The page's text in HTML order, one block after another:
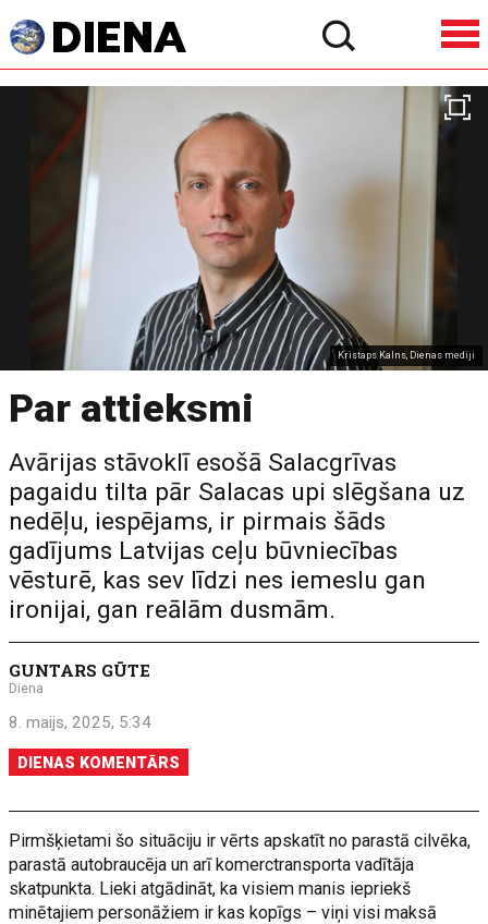
Kristaps Kalns, Dienas mediji
Par attieksmi
Avārijas stāvoklī esošā Salacgrīvas
pagaidu tilta pār Salacas upi slēgšana uz
nedēļu, iespējams, ir pirmais šāds
gadījums Latvijas ceļu būvniecības
vēsturē, kas sev līdzi nes iemeslu gan
ironijai, gan reālām dusmām.
GUNTARS GŪTE
Diena
8. maijs, 2025, 5:34
DIENAS KOMENTĀRS
Pirmšķietami šo situāciju ir vērts apskatīt no parastā cilvēka,
parastā autobraucēja un arī komerctransporta vadītāja
skatpunkta. Lieki atgādināt, ka visiem manis iepriekš
minētajiem personāžiem ir kas kopīgs – viņi visi maksā